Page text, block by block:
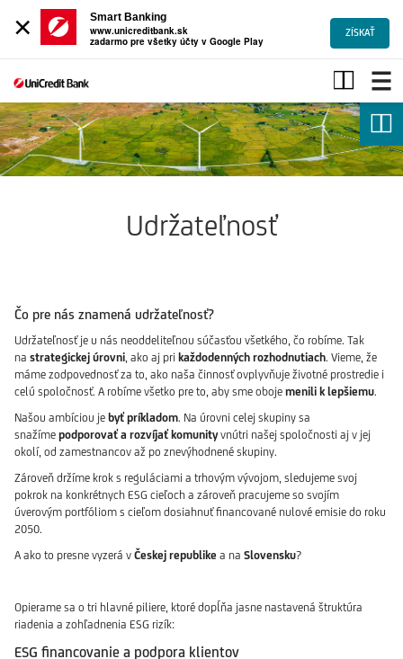
×
Smart Banking
www.unicreditbank.sk
zadarmo pre všetky účty v Google Play
ZÍSKAŤ
Úvod
Udržateľnosť
Čo pre nás znamená udržateľnosť?
Udržateľnosť je u nás neoddeliteľnou súčasťou všetkého, čo robíme. Tak
na strategickej úrovni , ako aj pri každodenných rozhodnutiach. Vieme, že
máme zodpovednosť za to, ako naša činnosť ovplyvňuje životné prostredie i
celú spoločnosť. A robíme všetko pre to, aby sme oboje menili k lepšiemu.
Našou ambíciou je byť príkladom. Na úrovni celej skupiny sa
snažíme podporovať a rozvíjať komunityvnútri našej spoločnosti aj v jej
okolí, od zamestnancov až po znevýhodnené skupiny.
Zároveň držíme krok s reguláciami a trhovým vývojom, sledujeme svoj
pokrok na konkrétnych ESG cieľoch a zároveň pracujeme so svojím
úverovým portfóliom s cieľom dosiahnuť financované nulové emisie do roku
2050.
A ako to presne vyzerá v Českej republike a na Slovensku?
Opierame sa o tri hlavné piliere, ktoré dopĺňa jasne nastavená štruktúra
riadenia a zohľadnenia ESG rizík:
ESG financovanie a podpora klientov